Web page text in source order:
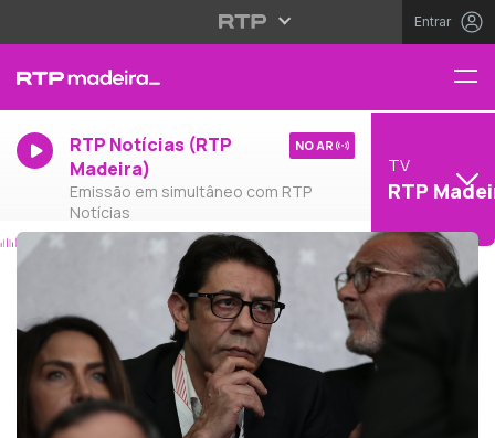
Entrar
RTP Notícias (RTP
Madeira)
Emissão em simultâneo com RTP
Notícias
NO AR
TV
RTP